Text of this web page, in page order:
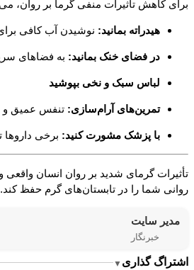
برای کاهش تأثیرات منفی گرما بر روان،
هیدراته بمانید: نوشیدن آب کافی
در فضای خنک بمانید: به فضاهای
لباس سبک و نخی بپوشید
تمرین‌های آرام‌سازی: تنفس عمیق و
با پزشک مشورت کنید: برخی داروها
تأثیرات گرمای شدید بر روان انسان واقعی
روانی شما را در تابستان‌های گرم حفظ کند.
مدیر سایت
خبرنگار
اشتراگ گذاری ▼